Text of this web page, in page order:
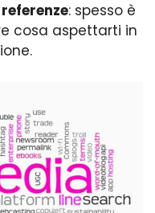
: spesso è
cosa aspettarti in